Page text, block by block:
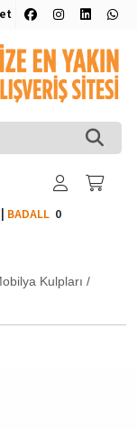
BADALL0
Kulpları /